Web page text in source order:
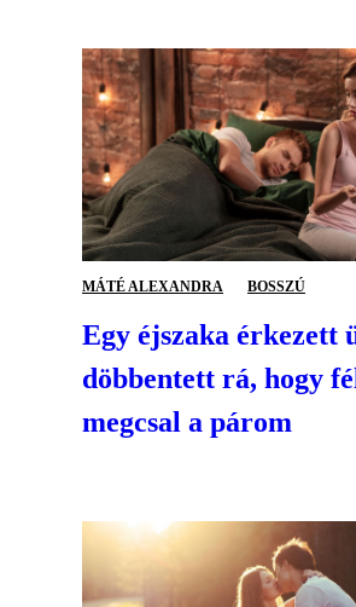
MÁTÉ ALEXANDRA BOSSZÚ
Egy éjszaka érkezett
döbbentett rá, hogy
megcsal a párom